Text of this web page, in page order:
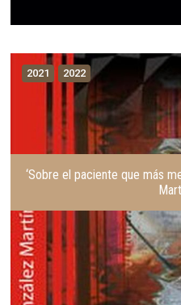
2021 2022
‘Sobre el paciente que más